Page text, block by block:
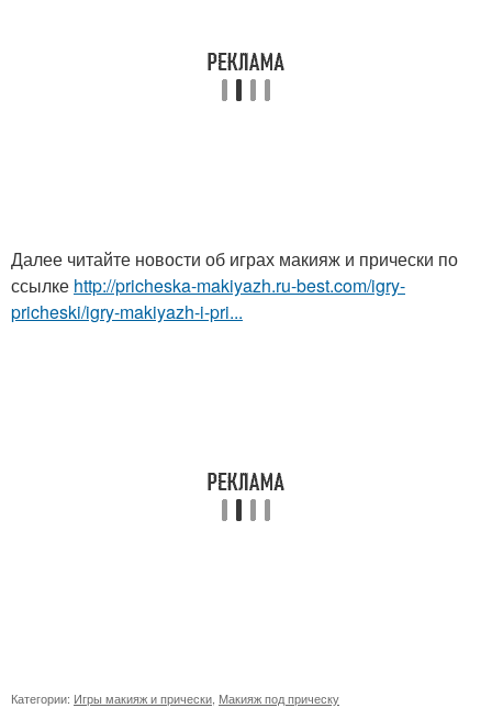
Далее читайте новости об играх макияж и прически по
ссылке http://pricheska-makiyazh.ru-best.com/igry-
pricheski/igry-makiyazh-i-pri...
Категории: Игры макияж и прически Макияж под прическу